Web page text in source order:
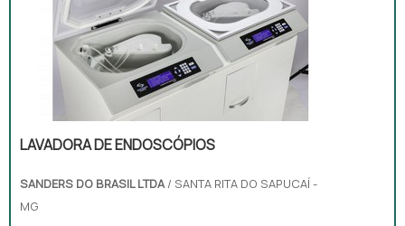
SOBRE DESINFECÇÃO DE ALTO NÍVELHá
muitas maneiras eficientes de demonstrar
competência ...
LAVADORA DE ENDOSCÓPIOS
SANDERS DO BRASIL LTDA/ SANTA RITA DO SAPUCAÍ -
MG